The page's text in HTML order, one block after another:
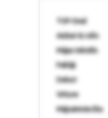
TOP-Deal
Aizkari & rullo
Mājas tekstils
Paklāji
Dekori
Virtuve
Mājsaimniecība